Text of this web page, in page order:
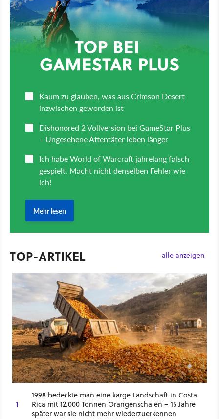
TOP-ARTIKEL alle anzeigen
1
1998 bedeckte man eine karge Landschaft in Costa
Rica mit 12.000 Tonnen Orangenschalen – 15 Jahre
später war sie nicht mehr wiederzuerkennen